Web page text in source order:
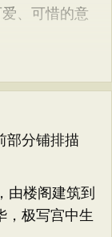
、可惜的意
分铺排描
楼阁建筑到
，极写宫中生